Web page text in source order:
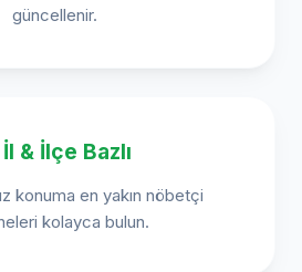
güncellenir.
İl & İlçe Bazlı
konuma en yakın nöbetçi
kolayca bulun.